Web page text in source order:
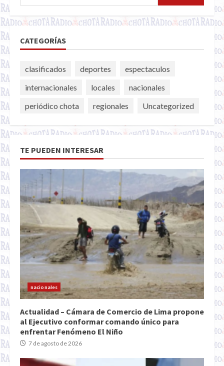
CATEGORÍAS
clasificados deportes
espectaculos
internacionales
locales
nacionales
periódico chota
regionales Uncategorized
TE PUEDEN INTERESAR
nacionales
Actualidad – Cámara de Comercio de Lima propone
al Ejecutivo conformar comando único para
enfrentar Fenómeno El Niño
7 de agosto de 2026